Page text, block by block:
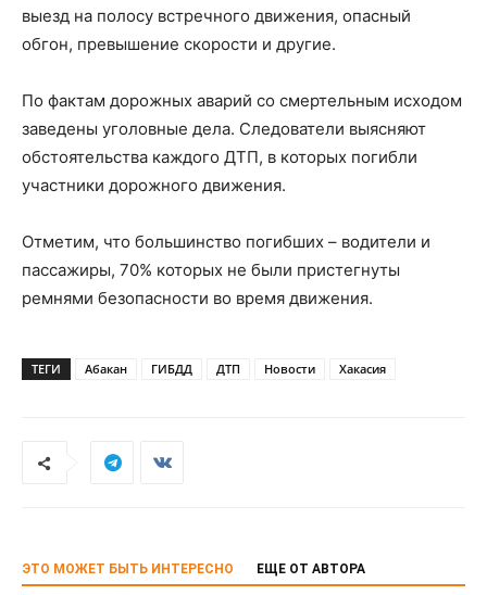
выезд на полосу встречного движения, опасный
обгон, превышение скорости и другие.
По фактам дорожных аварий со смертельным исходом
заведены уголовные дела. Следователи выясняют
обстоятельства каждого ДТП, в которых погибли
участники дорожного движения.
Отметим, что большинство погибших – водители и
пассажиры, 70% которых не были пристегнуты
ремнями безопасности во время движения.
ТЕГИ Абакан ГИБДД ДТП Новости Хакасия
ЭТО МОЖЕТ БЫТЬ ИНТЕРЕСНО ЕЩЕ ОТ АВТОРА